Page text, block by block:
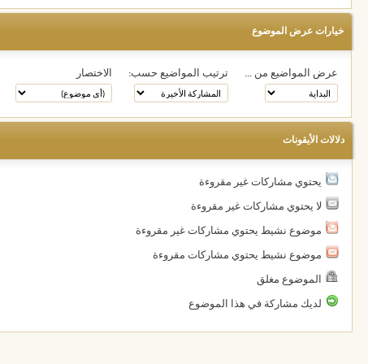
خيارات عرض الموضوع
عرض المواضيع من ... ترتيب المواضيع حسب: الاختصار
دلالات الأيقونات
يحتوي مشاركات غير مقروءة
لا يحتوي مشاركات غير مقروءة
موضوع نشيط يحتوي مشاركات غير مقروءة
موضوع نشيط يحتوي مشاركات مقروءة
الموضوع مغلق
لديك مشاركة في هذا الموضوع